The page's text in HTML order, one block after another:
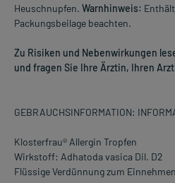
Heuschnupfen. Warnhinweis:
Packungsbeilage beachten.
Zu Risiken und Nebenwirkungen
und fragen Sie Ihre Ärztin, Ihren
GEBRAUCHSINFORMATION:
Klosterfrau® Allergin Tropfen
Wirkstoff: Adhatoda vasica Dil. D2
Flüssige Verdünnung zum Einnehmen